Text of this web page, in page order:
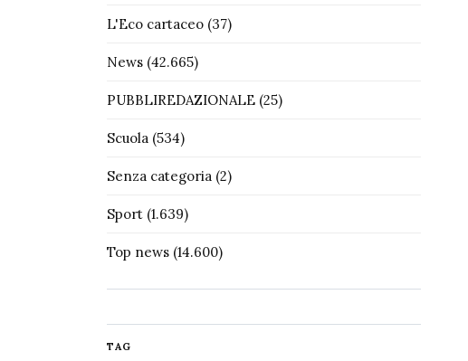
L'Eco cartaceo(37)
News(42.665)
PUBBLIREDAZIONALE(25)
Scuola(534)
Senza categoria(2)
Sport(1.639)
Top news(14.600)
TAG